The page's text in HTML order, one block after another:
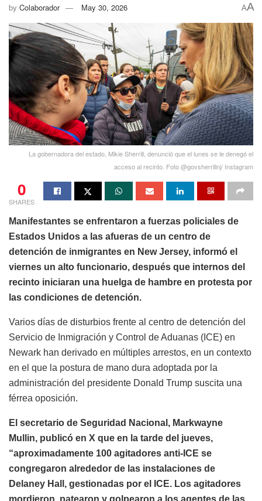
by Colaborador May 30, 2026 AA
La gobernadora del estado, Mikie Sherrill, denunció que el lunes se le denegó el
acceso al recinto. Foto @govsherrillnj/ Instagram
0
SHARES
Manifestantes se enfrentaron a fuerzas policiales de
Estados Unidos a las afueras de un centro de
detención de inmigrantes en New Jersey, informó el
viernes un alto funcionario, después que internos del
recinto iniciaran una huelga de hambre en protesta por
las condiciones de detención.
Varios días de disturbios frente al centro de detención del
Servicio de Inmigración y Control de Aduanas (ICE) en
Newark han derivado en múltiples arrestos, en un contexto
en el que la postura de mano dura adoptada por la
administración del presidente Donald Trump suscita una
férrea oposición.
El secretario de Seguridad Nacional, Markwayne
Mullin, publicó en X que en la tarde del jueves,
“aproximadamente 100 agitadores anti-ICE se
congregaron alrededor de las instalaciones de
Delaney Hall, gestionadas por el ICE. Los agitadores
mordieron, patearon y golpearon a los agentes de las